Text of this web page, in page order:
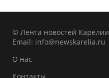
© Лента новостей Карелии
Email: info@newskarelia.ru
О нас